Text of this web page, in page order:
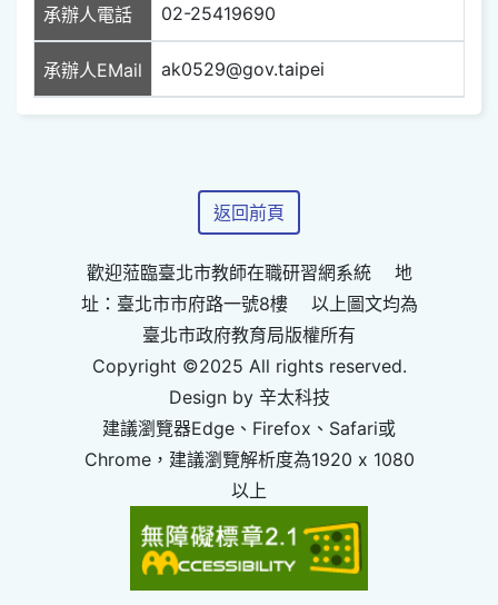
承辦人電話 02-25419690
承辦人EMail ak0529@gov.taipei
返回前頁
歡迎蒞臨臺北市教師在職研習網系統 地
址：臺北市市府路一號8樓 以上圖文均為
臺北市政府教育局版權所有
Copyright ©2025 All rights reserved.
Design by 辛太科技
建議瀏覽器Edge、Firefox、Safari或
Chrome，建議瀏覽解析度為1920 x 1080
以上